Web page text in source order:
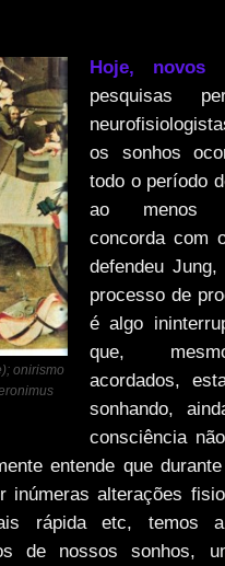
onirismo
Hoje, novos
pesquisas
os sonhos
todo o período
ao menos
concorda com
defendeu
processo de
é algo
que,
acordados,
sonhando,
consciência
entende que
inúmeras alterações
rápida etc, temos
de nossos sonhos,